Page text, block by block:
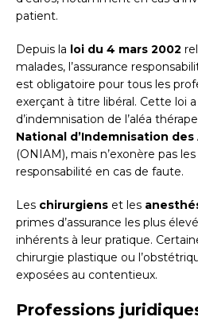
patient.
Depuis la loi du 4 mars 2002
malades, l’assurance
est obligatoire pour tous les
exerçant à titre libéral. Cette loi
d’indemnisation de l’aléa
National d’Indemnisation
(ONIAM), mais n’exonère pas
responsabilité en cas de faute.
Les chirurgiens et les
primes d’assurance les plus
inhérents à leur pratique.
chirurgie plastique ou
exposées au contentieux.
Professions